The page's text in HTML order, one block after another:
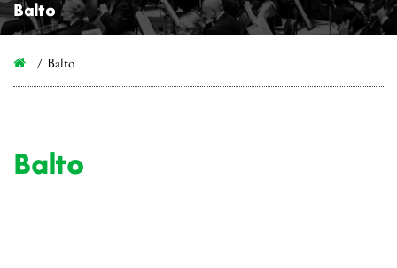
Balto
Balto
Balto